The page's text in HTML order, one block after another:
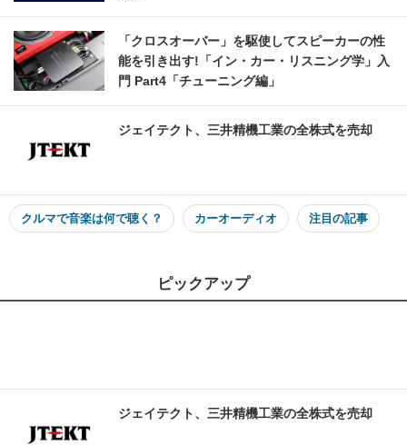
「クロスオーバー」を駆使してスピーカーの性
能を引き出す!「イン・カー・リスニング学」入
門 Part4「チューニング編」
ジェイテクト、三井精機工業の全株式を売却
クルマで音楽は何で聴く？ カーオーディオ 注目の記事
ピックアップ
ジェイテクト、三井精機工業の全株式を売却